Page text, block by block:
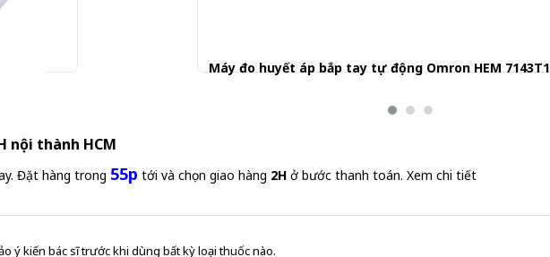
Máy đo huyết áp bắp tay tự động Omron HEM 7143T1
nội thành HCM
Đặt hàng trong 55p tới và chọn giao hàng 2H ở bước thanh toán. Xem chi tiết
ý kiến bác sĩ trước khi dùng bất kỳ loại thuốc nào.